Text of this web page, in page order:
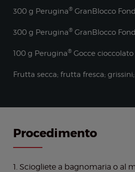
300 g Perugina®GranBlocco
300 g Perugina®GranBlocco
100 g Perugina®Gocce
Frutta secca; frutta fresca;
Procedimento
Sciogliete a bagnomaria o al